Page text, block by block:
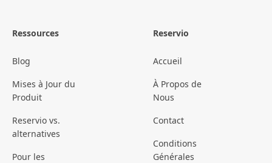
Ressources
Blog
Mises à Jour du
Produit
Reservio vs.
alternatives
Pour les
Reservio
Accueil
À Propos de
Nous
Contact
Conditions
Générales